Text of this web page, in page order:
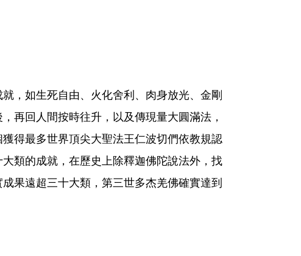
，如生死自由、火化舍利、肉身放光、金剛
再回人間按時往升，以及傳現量大圓滿法，
得最多世界頂尖大聖法王仁波切們依教規認
類的成就，在歷史上除釋迦佛陀說法外，找
果遠超三十大類，第三世多杰羌佛確實達到